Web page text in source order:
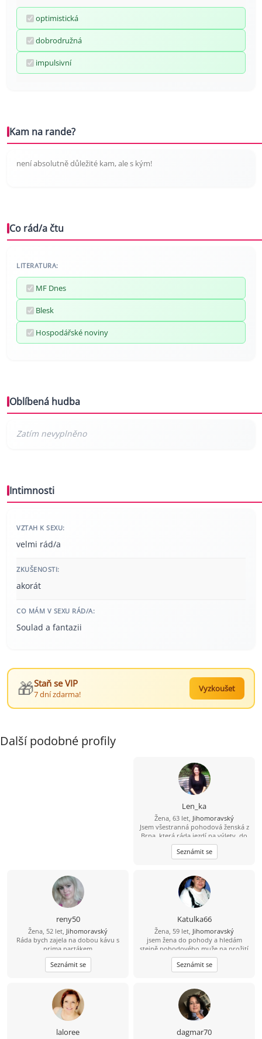
optimistická
dobrodružná
impulsivní
Kam na rande?
není absolutně důležité kam, ale s kým!
Co rád/a čtu
LITERATURA:
MF Dnes
Blesk
Hospodářské noviny
Oblíbená hudba
Intimnosti
VZTAH K SEXU:
velmi rád/a
ZKUŠENOSTI:
akorát
CO MÁM V SEXU RÁD/A:
Soulad a fantazii
🎁Staň se VIP
7 dní zdarma!
Vyzkoušet
Další podobné profily
Len_ka
Žena, 63 let, Jihomoravský
Jsem všestranná pohodová ženská z
Brna, která ráda jezdí na výlety, do
divadla, na lyže, k moři. Mám už
odrostlé děti, a tak hledám chytrýho
chlapa se smyslem pro humor, který
trávit volný čas.
Seznámit se
reny50
Žena, 52 let, Jihomoravský
Ráda bych zajela na dobou kávu s
prima partákem
Seznámit se
Katulka66
Žena, 59 let, Jihomoravský
jsem žena do pohody a hledám
stejně pohodového muže na prožití
společných chvil v životě.
Seznámit se
laloree dagmar70